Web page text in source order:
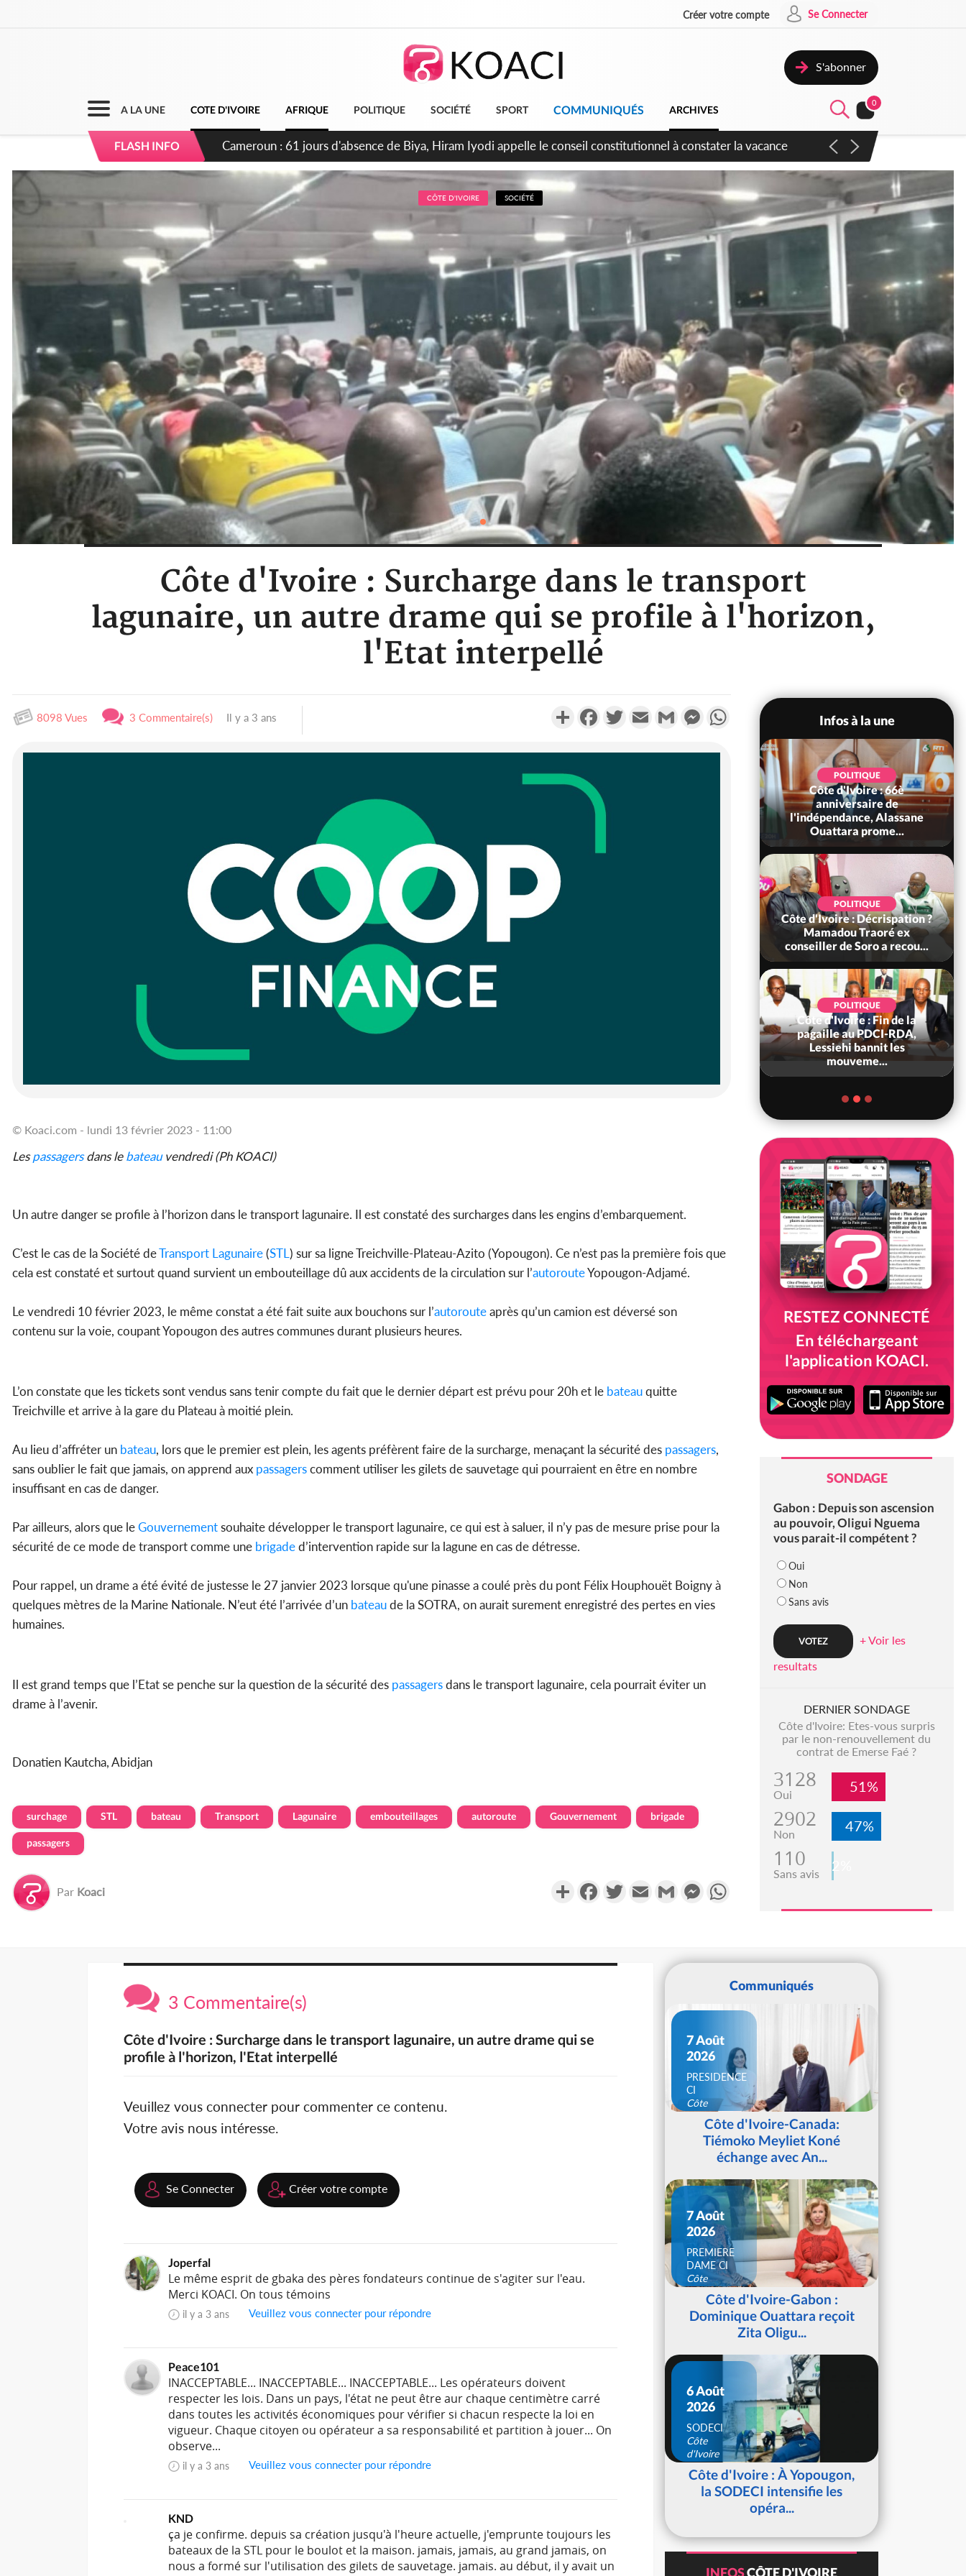
Créer votre compte Se Connecter
S'abonner
A LA UNE COTE D'IVOIRE AFRIQUE POLITIQUE SOCIÉTÉ SPORT COMMUNIQUÉS ARCHIVES
0
FLASH INFO Côte d'Ivoire : Fin de la pagaille au PDCI-RDA, Lessiehi bannit les mouvements sauvages
CÔTE D'IVOIRE SOCIÉTÉ
Côte d'Ivoire : Surcharge dans le transport
lagunaire, un autre drame qui se profile à l'horizon,
l'Etat interpellé
8098 Vues 3 Commentaire(s) Il y a 3 ans PartagerFacebookTwitterEmail Gmail MessengerWhatsApp
© Koaci.com - lundi 13 février 2023 - 11:00
Lespassagersdans lebateauvendredi (Ph KOACI)
Un autre danger se profile à l’horizon dans le transport lagunaire. Il est constaté des surcharges dans les engins d’embarquement.
C’est le cas de la Société deTransport Lagunaire(STL) sur sa ligne Treichville-Plateau-Azito (Yopougon). Ce n’est pas la première fois que
cela est constaté et surtout quand survient un embouteillage dû aux accidents de la circulation sur l’autorouteYopougon-Adjamé.
Le vendredi 10 février 2023, le même constat a été fait suite aux bouchons sur l’autorouteaprès qu’un camion est déversé son
contenu sur la voie, coupant Yopougon des autres communes durant plusieurs heures.
L’on constate que les tickets sont vendus sans tenir compte du fait que le dernier départ est prévu pour 20h et le bateauquitte
Treichville et arrive à la gare du Plateau à moitié plein.
Au lieu d’affréter un bateau, lors que le premier est plein, les agents préfèrent faire de la surcharge, menaçant la sécurité des passagers,
sans oublier le fait que jamais, on apprend aux passagerscomment utiliser les gilets de sauvetage qui pourraient en être en nombre
insuffisant en cas de danger.
Par ailleurs, alors que leGouvernementsouhaite développer le transport lagunaire, ce qui est à saluer, il n’y pas de mesure prise pour la
sécurité de ce mode de transport comme une brigaded’intervention rapide sur la lagune en cas de détresse.
Pour rappel, un drame a été évité de justesse le 27 janvier 2023 lorsque qu'une pinasse a coulé près du pont Félix Houphouët Boigny à
quelques mètres de la Marine Nationale. N’eut été l’arrivée d’un bateaude la SOTRA, on aurait surement enregistré des pertes en vies
humaines.
Il est grand temps que l’Etat se penche sur la question de la sécurité des passagersdans le transport lagunaire, cela pourrait éviter un
drame à l’avenir.
Donatien Kautcha, Abidjan
surchage STL bateau Transport Lagunaire embouteillages autoroute Gouvernement brigade
passagers
Par Koaci PartagerFacebookTwitterEmail Gmail Messenger
Infos à la une
d'absence de Biya, Hiram
Iyodi appelle le conseil
POLITIQUE
Côte d'Ivoire : 66è
anniversaire de
l'indépendance, Alassane
Ouattara prome...
POLITIQUE
Côte d'Ivoire : Décrispation ?
Mamadou Traoré ex
conseiller de Soro a recou...
POLITIQUE
Côte d'Ivoire : Fin de la
pagaille au PDCI-RDA,
Lessiehi bannit les
mouveme...
RESTEZ CONNECTÉ
En téléchargeant
l'application KOACI.
SONDAGE
Gabon : Depuis son ascension
au pouvoir, Oligui Nguema
vous parait-il compétent ?
Oui
Non
Sans avis
+ Voir les
resultats
DERNIER SONDAGE
Côte d'Ivoire: Etes-vous surpris
par le non-renouvellement du
contrat de Emerse Faé ?
3128
Oui 51%
2902
Non 47%
110
Sans avis 2%
3 Commentaire(s)
Côte d'Ivoire : Surcharge dans le transport lagunaire, un autre drame qui se
profile à l'horizon, l'Etat interpellé
Veuillez vous connecter pour commenter ce contenu.
Votre avis nous intéresse.
Se Connecter Créer votre compte
Joperfal
Le même esprit de gbaka des pères fondateurs continue de s'agiter sur l'eau.
Merci KOACI. On tous témoins
il y a 3 ans Veuillez vous connecter pour répondre
Peace101
INACCEPTABLE... INACCEPTABLE... INACCEPTABLE... Les opérateurs doivent
respecter les lois. Dans un pays, l'état ne peut être aur chaque centimètre carré
dans toutes les activités économiques pour vérifier si chacun respecte la loi en
vigueur. Chaque citoyen ou opérateur a sa responsabilité et partition à jouer... On
observe...
il y a 3 ans Veuillez vous connecter pour répondre
KND
ça je confirme. depuis sa création jusqu'à l'heure actuelle, j'emprunte toujours les
bateaux de la STL pour le boulot et la maison. jamais, jamais, au grand jamais, on
nous a formé sur l'utilisation des gilets de sauvetage. jamais. au début, il y avait un
Communiqués
7 Août
2026
PRESIDENCE
CI
Côte
d'IvoireCôte d'Ivoire-Canada:
Tiémoko Meyliet Koné
échange avec An...
7 Août
2026
PREMIERE
DAME CI
Côte
d'IvoireCôte d'Ivoire-Gabon :
Dominique Ouattara reçoit
Zita Oligu...
6 Août
2026
SODECI
Côte
d'Ivoire
Côte d'Ivoire : À Yopougon,
la SODECI intensifie les
opéra...
INFOSCÔTE D'IVOIRE